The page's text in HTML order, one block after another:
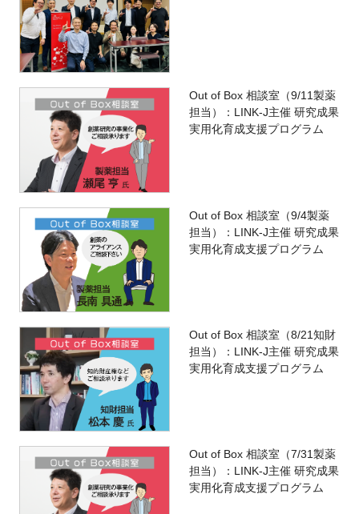
Out of Box 相談室（9/11製薬
担当）：LINK-J主催 研究成果
実用化育成支援プログラム
Out of Box 相談室（9/4製薬
担当）：LINK-J主催 研究成果
実用化育成支援プログラム
Out of Box 相談室（8/21知財
担当）：LINK-J主催 研究成果
実用化育成支援プログラム
Out of Box 相談室（7/31製薬
担当）：LINK-J主催 研究成果
実用化育成支援プログラム